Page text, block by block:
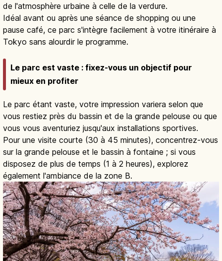
de l'atmosphère urbaine à celle de la verdure.
Idéal avant ou après une séance de shopping ou une
pause café, ce parc s'intègre facilement à votre itinéraire à
Tokyo sans alourdir le programme.
Le parc est vaste : fixez-vous un objectif pour
mieux en profiter
Le parc étant vaste, votre impression variera selon que
vous restiez près du bassin et de la grande pelouse ou que
vous vous aventuriez jusqu'aux installations sportives.
Pour une visite courte (30 à 45 minutes), concentrez-vous
sur la grande pelouse et le bassin à fontaine ; si vous
disposez de plus de temps (1 à 2 heures), explorez
également l'ambiance de la zone B.